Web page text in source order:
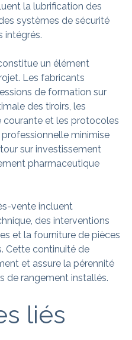
la lubrification des
systèmes de sécurité
intégrés.
un élément
Les fabricants
de formation sur
des tiroirs, les
courante et les protocoles
minimise
sur investissement
pharmaceutique
vente incluent
des interventions
et la fourniture de pièces
Cette continuité de
et assure la pérennité
de rangement installés.
liés